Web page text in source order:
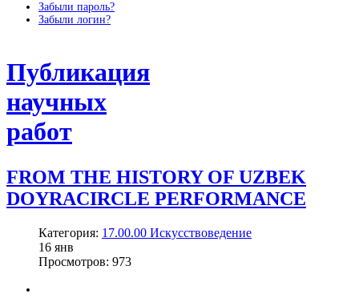
Забыли пароль?
Забыли логин?
Публикация
научных
работ
FROM THE HISTORY OF UZBEK
DOYRACIRCLE PERFORMANCE
Категория: 17.00.00 Искусствоведение
16 янв
Просмотров: 973